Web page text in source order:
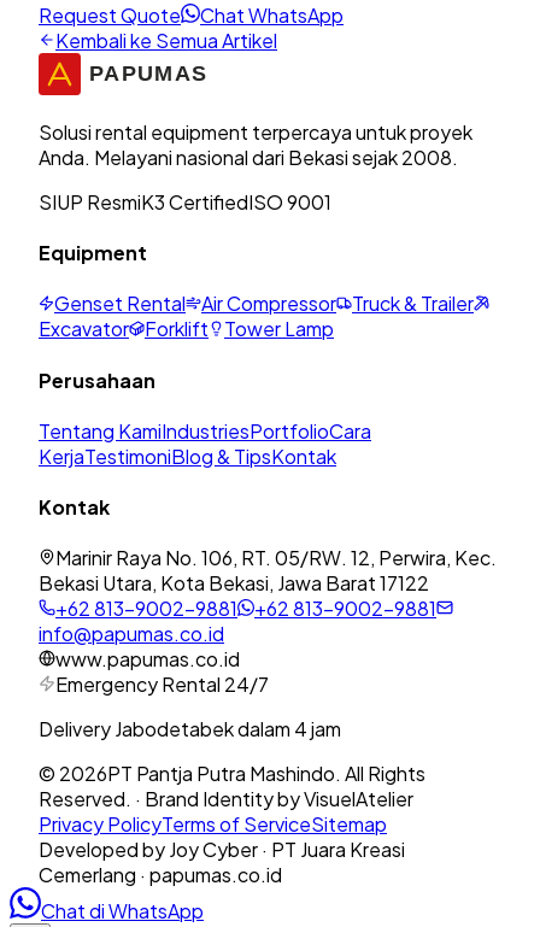
Request Quote
Chat WhatsApp
Kembali ke Semua Artikel
Solusi rental equipment terpercaya untuk proyek
Anda. Melayani nasional dari Bekasi sejak 2008.
SIUP ResmiK3 CertifiedISO 9001
Equipment
Genset Rental Air Compressor
Truck & Trailer
Excavator
Forklift Tower Lamp
Perusahaan
Tentang KamiIndustriesPortfolioCara
KerjaTestimoniBlog & TipsKontak
Kontak
Marinir Raya No. 106, RT. 05/RW. 12, Perwira, Kec.
Bekasi Utara, Kota Bekasi, Jawa Barat 17122
+62 813-9002-9881
+62 813-9002-9881
info@papumas.co.id
www.papumas.co.id
Emergency Rental 24/7
Delivery Jabodetabek dalam 4 jam
© 2026PT Pantja Putra Mashindo. All Rights
Reserved. · Brand Identity by VisuelAtelier
Privacy PolicyTerms of ServiceSitemap
Developed by Joy Cyber · PT Juara Kreasi
Cemerlang · papumas.co.id
Chat di WhatsApp